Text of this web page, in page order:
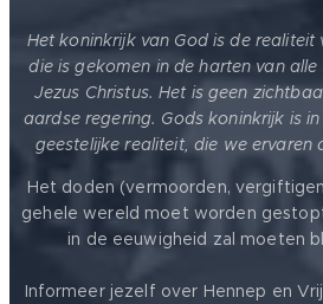
Het koninkrijk van God is de realiteit
die is gekomen in de harten van
Jezus Christus. Het is geen
aardse regering. Gods koninkrijk is
geestelijke realiteit, die we ervaren
Het doden (vermoorden,
gehele wereld moet worden
in de eeuwigheid zal moeten
Informeer jezelf over Hennep en